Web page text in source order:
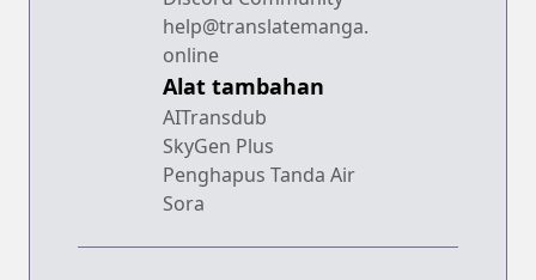
help@translatemanga.
online
Alat tambahan
AITransdub
SkyGen Plus
Penghapus Tanda Air
Sora